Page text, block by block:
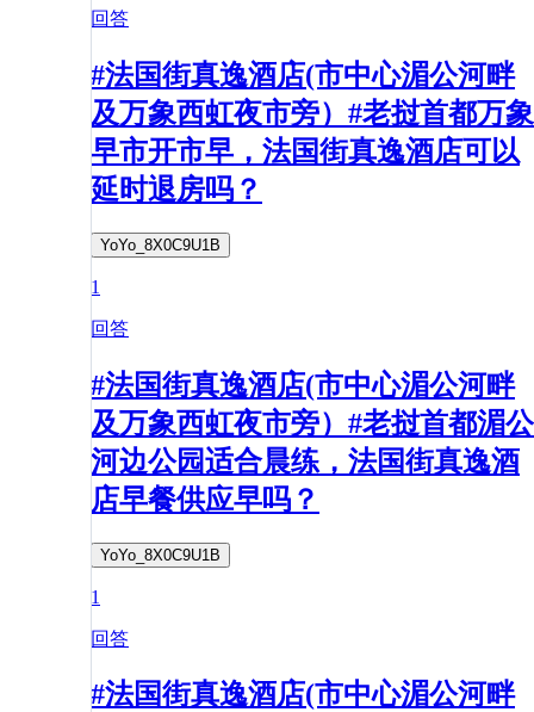
回答
#法国街真逸酒店(市中心湄公河畔
及万象西虹夜市旁）#老挝首都万象
早市开市早，法国街真逸酒店可以
延时退房吗？
YoYo_8X0C9U1B
1
回答
#法国街真逸酒店(市中心湄公河畔
及万象西虹夜市旁）#老挝首都湄公
河边公园适合晨练，法国街真逸酒
店早餐供应早吗？
YoYo_8X0C9U1B
1
回答
#法国街真逸酒店(市中心湄公河畔